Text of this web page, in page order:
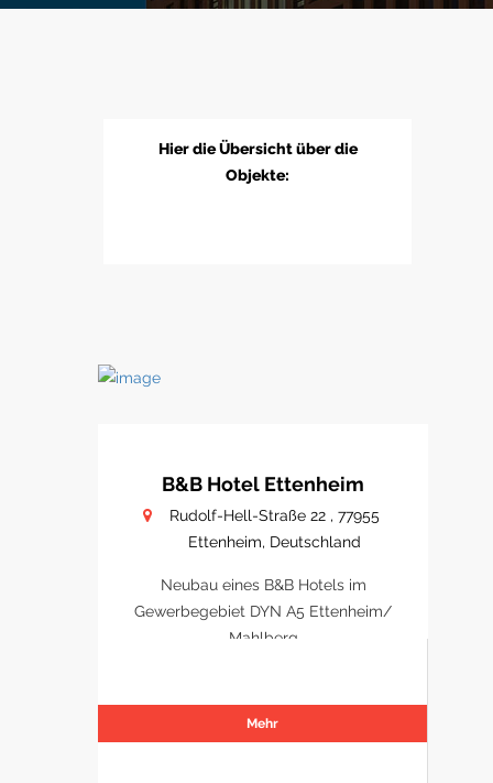
Hier die Übersicht über die
Objekte:
B&B Hotel Ettenheim
Rudolf-Hell-Straße 22 , 77955
Ettenheim, Deutschland
Neubau eines B&B Hotels im
Gewerbegebiet DYN A5 Ettenheim/
Mahlberg
Mehr